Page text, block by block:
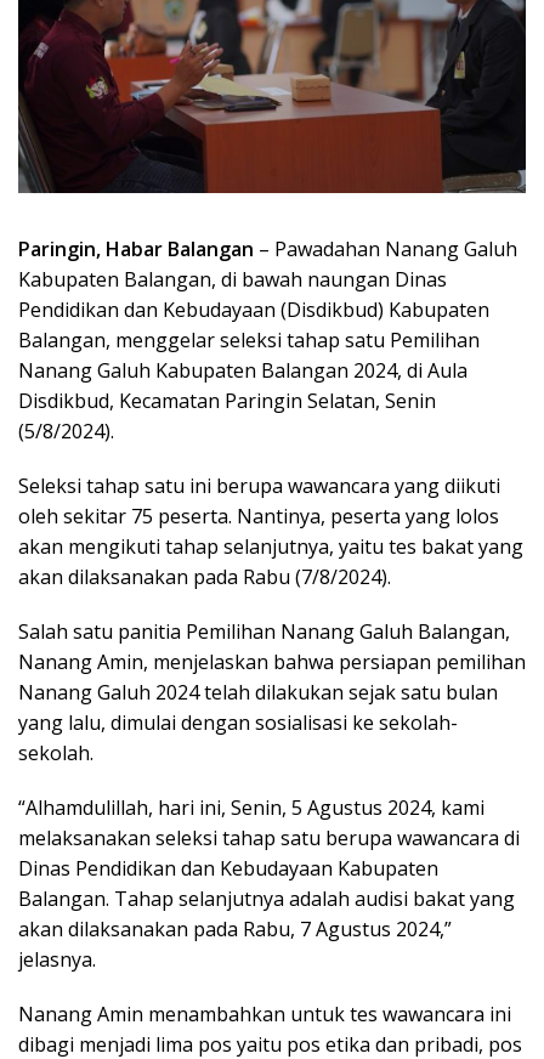
Paringin, Habar Balangan – Pawadahan Nanang Galuh
Kabupaten Balangan, di bawah naungan Dinas
Pendidikan dan Kebudayaan (Disdikbud) Kabupaten
Balangan, menggelar seleksi tahap satu Pemilihan
Nanang Galuh Kabupaten Balangan 2024, di Aula
Disdikbud, Kecamatan Paringin Selatan, Senin
(5/8/2024).
Seleksi tahap satu ini berupa wawancara yang diikuti
oleh sekitar 75 peserta. Nantinya, peserta yang lolos
akan mengikuti tahap selanjutnya, yaitu tes bakat yang
akan dilaksanakan pada Rabu (7/8/2024).
Salah satu panitia Pemilihan Nanang Galuh Balangan,
Nanang Amin, menjelaskan bahwa persiapan pemilihan
Nanang Galuh 2024 telah dilakukan sejak satu bulan
yang lalu, dimulai dengan sosialisasi ke sekolah-
sekolah.
“Alhamdulillah, hari ini, Senin, 5 Agustus 2024, kami
melaksanakan seleksi tahap satu berupa wawancara di
Dinas Pendidikan dan Kebudayaan Kabupaten
Balangan. Tahap selanjutnya adalah audisi bakat yang
akan dilaksanakan pada Rabu, 7 Agustus 2024,”
jelasnya.
Nanang Amin menambahkan untuk tes wawancara ini
dibagi menjadi lima pos yaitu pos etika dan pribadi, pos